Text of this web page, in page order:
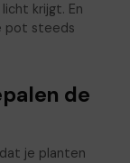
krijgt. En
pot steeds
de
je planten